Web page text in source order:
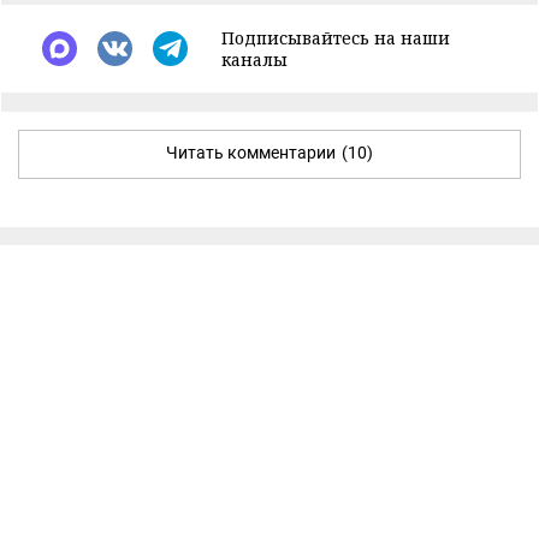
Подписывайтесь на наши
каналы
Читать комментарии (10)